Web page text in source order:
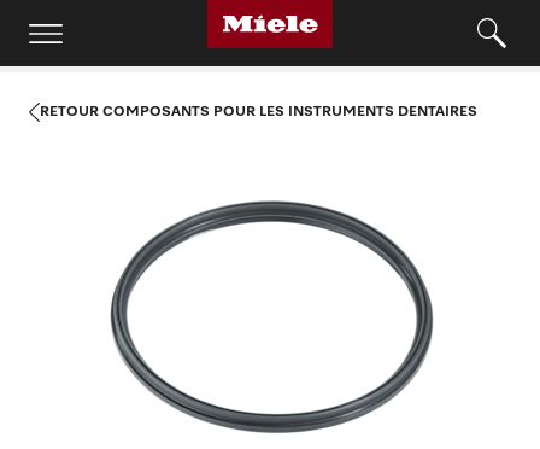
RETOUR COMPOSANTS POUR LES INSTRUMENTS DENTAIRES